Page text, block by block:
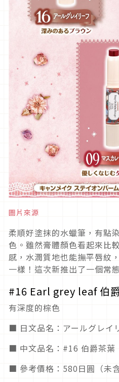
圖片來源
柔順好塗抹的水蠟筆，有點
色。雖然膏體顏色看起來比
感，水潤質地也能撫平唇紋
一樣！這次新推出了一個常
#16 Earl grey leaf 伯
有深度的棕色
■ 日文品名：アールグレイ
■ 中文品名：#16 伯爵茶葉
■ 參考價格：580日圓（未含